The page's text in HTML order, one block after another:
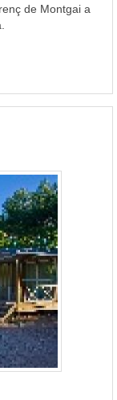
de Montgai a